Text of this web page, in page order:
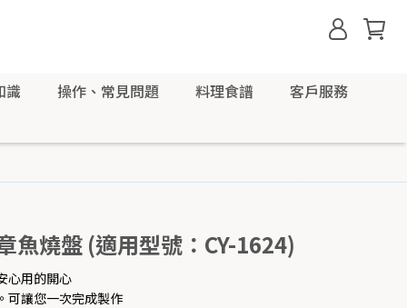
識 操作、常見問題 料理食譜 客戶服務
魚燒盤 (適用型號：CY-1624)
心用的開心
可讓您一次完成製作